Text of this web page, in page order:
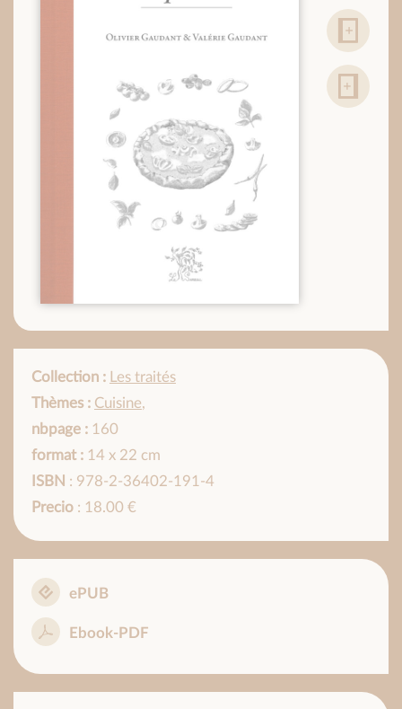
Collection : Les traités
Thèmes : Cuisine,
nbpage : 160
format : 14 x 22 cm
ISBN : 978-2-36402-191-4
Precio : 18.00 €
ePUB
Ebook-PDF